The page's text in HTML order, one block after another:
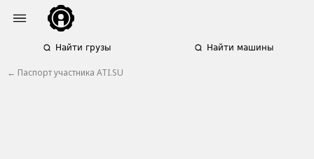
Найти грузы Найти машины
← Паспорт участника ATI.SU